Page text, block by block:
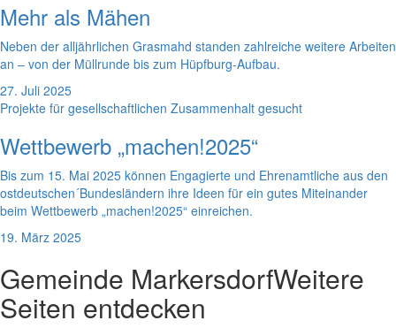
Mehr als Mähen
Neben der alljährlichen Grasmahd standen zahlreiche weitere Arbeiten
an – von der Müllrunde bis zum Hüpfburg-Aufbau.
27. Juli 2025
Projekte für gesellschaftlichen Zusammenhalt gesucht
Wettbewerb „machen!2025“
Bis zum 15. Mai 2025 können Engagierte und Ehrenamtliche aus den
ostdeutschen´Bundesländern ihre Ideen für ein gutes Miteinander
beim Wettbewerb „machen!2025“ einreichen.
19. März 2025
Gemeinde MarkersdorfWeitere
Seiten entdecken